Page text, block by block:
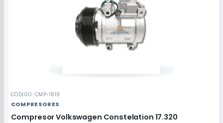
CÓDIGO: CMP-1819
COMPRESORES
Compresor Volkswagen Constelation 17.320